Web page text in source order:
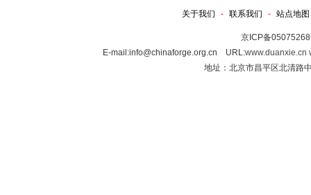
关于我们 - 联系我们 - 站点地图
京ICP备
E-mail:info@chinaforge.org.cn URL:www.duanxie.cn
地址：北京市昌平区北清路